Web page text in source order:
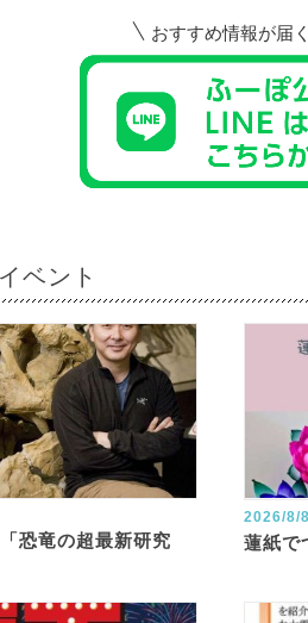
おすすめ情報が届
ベント
恐竜の超最新研究
2026/8/
蓮紙で